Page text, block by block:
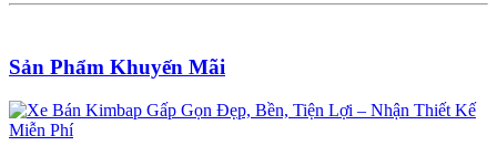
Sản Phẩm Khuyến Mãi